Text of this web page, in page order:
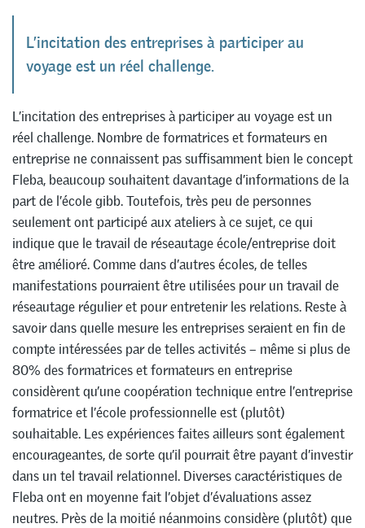
L’incitation des entreprises à participer au
voyage est un réel challenge.
L’incitation des entreprises à participer au voyage est un
réel challenge. Nombre de formatrices et formateurs en
entreprise ne connaissent pas suffisamment bien le concept
Fleba, beaucoup souhaitent davantage d’informations de la
part de l’école gibb. Toutefois, très peu de personnes
seulement ont participé aux ateliers à ce sujet, ce qui
indique que le travail de réseautage école/entreprise doit
être amélioré. Comme dans d’autres écoles, de telles
manifestations pourraient être utilisées pour un travail de
réseautage régulier et pour entretenir les relations. Reste à
savoir dans quelle mesure les entreprises seraient en fin de
compte intéressées par de telles activités – même si plus de
80% des formatrices et formateurs en entreprise
considèrent qu’une coopération technique entre l’entreprise
formatrice et l’école professionnelle est (plutôt)
souhaitable. Les expériences faites ailleurs sont également
encourageantes, de sorte qu’il pourrait être payant d’investir
dans un tel travail relationnel. Diverses caractéristiques de
Fleba ont en moyenne fait l’objet d’évaluations assez
neutres. Près de la moitié néanmoins considère (plutôt) que